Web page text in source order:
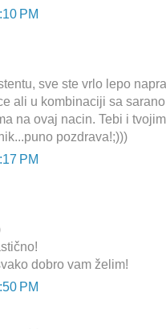
PM
sve ste vrlo lepo
ali u kombinaciji sa
na ovaj nacin. Tebi i
pozdrava!;)))
PM
dobro vam želim!
PM